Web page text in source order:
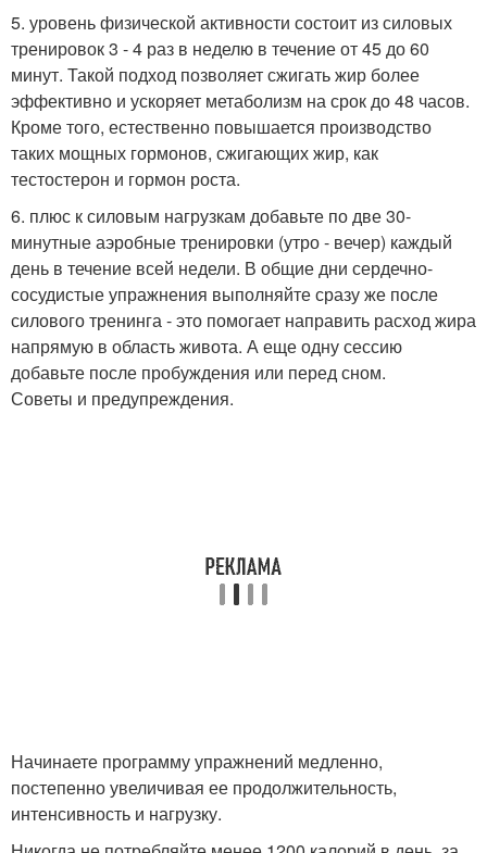
5. уровень физической активности состоит из силовых
тренировок 3 - 4 раз в неделю в течение от 45 до 60
минут. Такой подход позволяет сжигать жир более
эффективно и ускоряет метаболизм на срок до 48 часов.
Кроме того, естественно повышается производство
таких мощных гормонов, сжигающих жир, как
тестостерон и гормон роста.
6. плюс к силовым нагрузкам добавьте по две 30-
минутные аэробные тренировки (утро - вечер) каждый
день в течение всей недели. В общие дни сердечно-
сосудистые упражнения выполняйте сразу же после
силового тренинга - это помогает направить расход жира
напрямую в область живота. А еще одну сессию
добавьте после пробуждения или перед сном.
Советы и предупреждения.
Начинаете программу упражнений медленно,
постепенно увеличивая ее продолжительность,
интенсивность и нагрузку.